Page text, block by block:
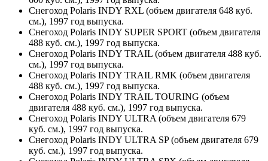
Снегоход Polaris INDY RXL (объем двигателя 648 куб.
см.), 1997 год выпуска.
Снегоход Polaris INDY SUPER SPORT (объем двигателя
488 куб. см.), 1997 год выпуска.
Снегоход Polaris INDY TRAIL (объем двигателя 488 куб.
см.), 1997 год выпуска.
Снегоход Polaris INDY TRAIL RMK (объем двигателя
488 куб. см.), 1997 год выпуска.
Снегоход Polaris INDY TRAIL TOURING (объем
двигателя 488 куб. см.), 1997 год выпуска.
Снегоход Polaris INDY ULTRA (объем двигателя 679
куб. см.), 1997 год выпуска.
Снегоход Polaris INDY ULTRA SP (объем двигателя 679
куб. см.), 1997 год выпуска.